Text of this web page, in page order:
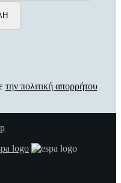
την πολιτική απορρήτου